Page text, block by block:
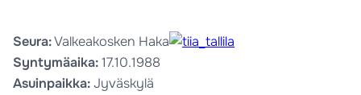
Seura:Valkeakosken Haka
Syntymäaika:17.10.1988
Asuinpaikka:Jyväskylä